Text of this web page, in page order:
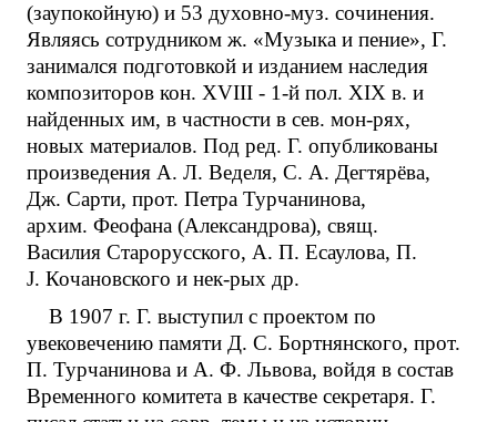
(заупокойную) и 53 духовно-муз. сочинения.
Являясь сотрудником ж. «Музыка и пение», Г.
занимался подготовкой и изданием наследия
композиторов кон. XVIII - 1-й пол. XIX в. и
найденных им, в частности в сев. мон-рях,
новых материалов. Под ред. Г. опубликованы
произведения А. Л. Веделя, С. А. Дегтярёва,
Дж. Сарти, прот. Петра Турчанинова,
архим. Феофана (Александрова), свящ.
Василия Старорусского, А. П. Есаулова, П.
J. Кочановского и нек-рых др.
В 1907 г. Г. выступил с проектом по
увековечению памяти Д. С. Бортнянского, прот.
П. Турчанинова и А. Ф. Львова, войдя в состав
Временного комитета в качестве секретаря. Г.